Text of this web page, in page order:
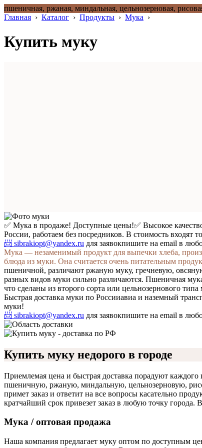
пшеничная, ржаная, миндальная, цельнозерновая,
Главная › Каталог › Продукты › Мука ›
Купить муку
✅ Мука в продаже! Доступные цены!✅ Высокое
России, работаем без посредников. В стоимость входят
📨 sibrakiopt@yandex.ru для заявокпишите на email в
Мука — незаменимый продукт для выпечки хлеба,
блюда из муки. Она считается очень питательным
пшеничной, различают ржаную муку, гречневую,
разных видов муки сильно различаются. Пшеничная
что сделаны из второго сорта или цельнозернового типа
Быстрая доставка муки по Россииавиа и наземный
муки!
📨 sibrakiopt@yandex.ru для заявокпишите на email в
Купить муку недорого в городе
Приемлемая цена и быстрая доставка порадуют
пшеничную, ржаную, миндальную, цельнозерновую,
примет заказ и ответит на все вопросы касательно
кратчайший срок привезет заказ в любую точку города.
Мука / оптовая продажа
Наша компания предлагает муку оптом по доступным